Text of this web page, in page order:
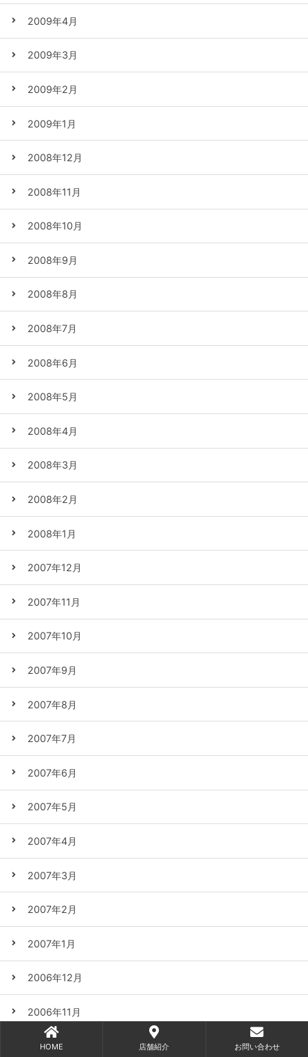
2009年4月
2009年3月
2009年2月
2009年1月
2008年12月
2008年11月
2008年10月
2008年9月
2008年8月
2008年7月
2008年6月
2008年5月
2008年4月
2008年3月
2008年2月
2008年1月
2007年12月
2007年11月
2007年10月
2007年9月
2007年8月
2007年7月
2007年6月
2007年5月
2007年4月
2007年3月
2007年2月
2007年1月
2006年12月
2006年11月
2006年10月
HOME 店舗紹介 お問い合わせ